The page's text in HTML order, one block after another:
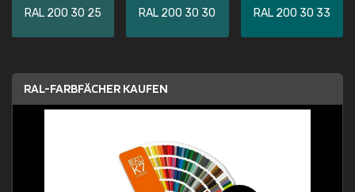
RAL 200 30 25 RAL 200 30 30 RAL 200 30 33
RAL-FARBFÄCHER KAUFEN